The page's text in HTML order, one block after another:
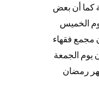
كما أن بعض
الخميس
مجمع فقهاء
يوم الجمعة
شهر رمضان